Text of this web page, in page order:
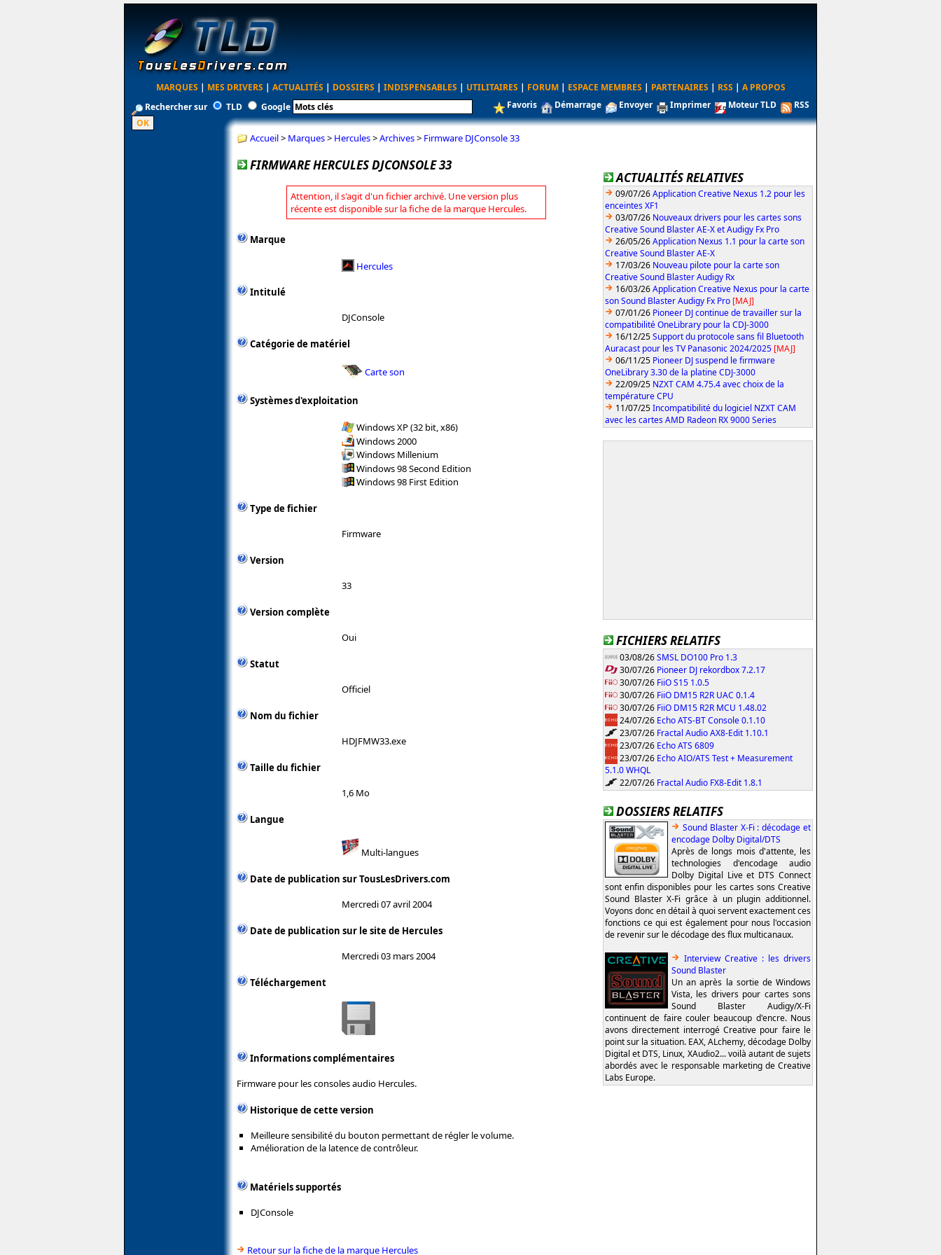
MARQUES | MES DRIVERS | ACTUALITÉS | DOSSIERS | INDISPENSABLES | UTILITAIRES | FORUM | ESPACE MEMBRES | PARTENAIRES | RSS | A PROPOS
Rechercher sur
TLD Google Favoris Démarrage Envoyer Imprimer Moteur TLD RSS
Accueil> Marques> Hercules>Archives> Firmware DJConsole 33
FIRMWARE HERCULES DJCONSOLE 33
Attention, il s'agit d'un fichier archivé. Une version plus
récente est disponible sur la fiche de la marque Hercules.
Marque
Hercules
Intitulé
DJConsole
Catégorie de matériel
Carte son
Systèmes d'exploitation
Windows XP (32 bit, x86)
Windows 2000
Windows Millenium
Windows 98 Second Edition
Windows 98 First Edition
Type de fichier
Firmware
Version
33
Version complète
Oui
Statut
Officiel
Nom du fichier
HDJFMW33.exe
Taille du fichier
1,6 Mo
Langue
Multi-langues
Date de publication sur TousLesDrivers.com
Mercredi 07 avril 2004
Date de publication sur le site de Hercules
Mercredi 03 mars 2004
Téléchargement
Informations complémentaires
Firmware pour les consoles audio Hercules.
Historique de cette version
Meilleure sensibilité du bouton permettant de régler le volume.
Amélioration de la latence de contrôleur.
Matériels supportés
DJConsole
Retour sur la fiche de la marque Hercules
ACTUALITÉS RELATIVES
09/07/26Application Creative Nexus 1.2 pour les
enceintes XF1
03/07/26 Nouveaux drivers pour les cartes sons
Creative Sound Blaster AE-X et Audigy Fx Pro
26/05/26Application Nexus 1.1 pour la carte son
Creative Sound Blaster AE-X
17/03/26 Nouveau pilote pour la carte son
Creative Sound Blaster Audigy Rx
16/03/26Application Creative Nexus pour la carte
son Sound Blaster Audigy Fx Pro [MAJ]
07/01/26 Pioneer DJ continue de travailler sur la
compatibilité OneLibrary pour la CDJ-3000
16/12/25Support du protocole sans fil Bluetooth
Auracast pour les TV Panasonic 2024/2025 [MAJ]
06/11/25 Pioneer DJ suspend le firmware
OneLibrary 3.30 de la platine CDJ-3000
22/09/25 NZXT CAM 4.75.4 avec choix de la
température CPU
11/07/25Incompatibilité du logiciel NZXT CAM
avec les cartes AMD Radeon RX 9000 Series
FICHIERS RELATIFS
03/08/26SMSL DO100 Pro 1.3
30/07/26 Pioneer DJ rekordbox 7.2.17
30/07/26 FiiO S15 1.0.5
30/07/26 FiiO DM15 R2R UAC 0.1.4
30/07/26 FiiO DM15 R2R MCU 1.48.02
24/07/26 Echo ATS-BT Console 0.1.10
23/07/26 Fractal Audio AX8-Edit 1.10.1
23/07/26 Echo ATS 6809
23/07/26 Echo AIO/ATS Test + Measurement
5.1.0 WHQL
22/07/26 Fractal Audio FX8-Edit 1.8.1
DOSSIERS RELATIFS
Sound Blaster X-Fi : décodage et
encodage Dolby Digital/DTS
Après de longs mois d'attente, les
technologies d'encodage audio
Dolby Digital Live et DTS Connect
sont enfin disponibles pour les cartes sons Creative
Sound Blaster X-Fi grâce à un plugin additionnel.
Voyons donc en détail à quoi servent exactement ces
fonctions ce qui est également pour nous l'occasion
de revenir sur le décodage des flux multicanaux.
Interview Creative : les drivers
Sound Blaster
Un an après la sortie de Windows
Vista, les drivers pour cartes sons
Sound Blaster Audigy/X-Fi
continuent de faire couler beaucoup d'encre. Nous
avons directement interrogé Creative pour faire le
point sur la situation. EAX, ALchemy, décodage Dolby
Digital et DTS, Linux, XAudio2... voilà autant de sujets
abordés avec le responsable marketing de Creative
Labs Europe.